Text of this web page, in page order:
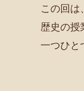
この回
歴史の授
一つひと